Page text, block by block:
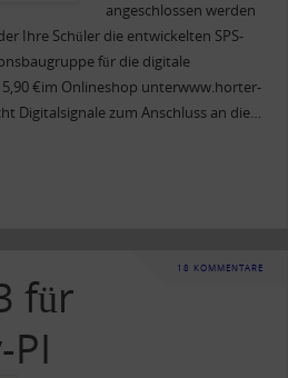
angeschlossen werden
Ihre Schüler die entwickelten SPS-
für die digitale
€im Onlineshop unterwww.horter-
Digitalsignale zum Anschluss an die…
18 KOMMENTARE
für